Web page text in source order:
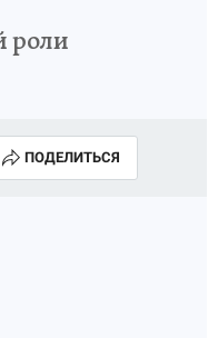
роли
ПОДЕЛИТЬСЯ